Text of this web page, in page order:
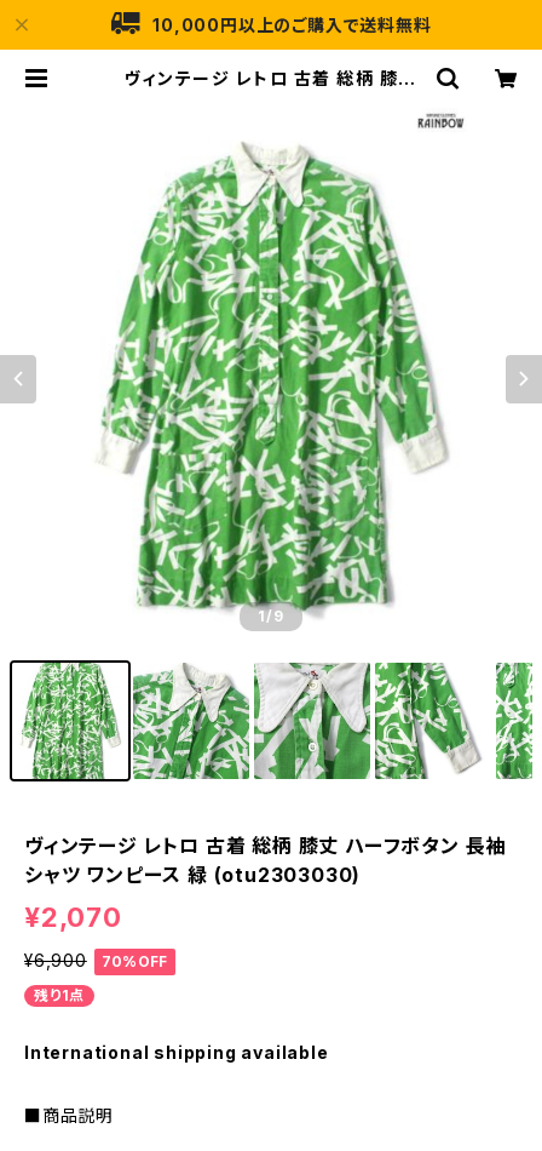
10,000円以上のご購入で送料無料
ヴィンテージ レトロ 古着 総柄 膝丈
緑 (otu2303030) | 古着屋RAINB
1/9
ヴィンテージ レトロ 古着 総柄 膝丈 ハーフボタン 長袖
シャツ ワンピース 緑 (otu2303030)
¥2,070
¥6,900
70%OFF
残り1点
International shipping available
■商品説明